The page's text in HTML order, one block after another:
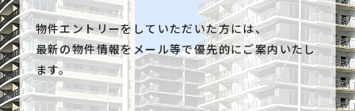
物件エントリーをしていただいた方には、
最新の物件情報をメール等で優先的にご案内いたし
ます。